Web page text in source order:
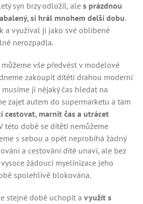
syn brzy odložil, ale s prázdnou
si hrál mnohem delší dobu.
a využíval ji jako své oblíbené
nerozpadla.
vše předvést v modelové
zakoupit dítěti drahou moderní
ji nějaký čas hledat na
zajet autem do supermarketu a tam
cestovat, marnit čas a utrácet
této době se dítěti nemůžeme
s sebou a opět neprobíhá žádný
a cestování dítě unaví, ale bez
žádoucí myelinizace jeho
spolehlivě blokována.
stejné době uchopit a využít s